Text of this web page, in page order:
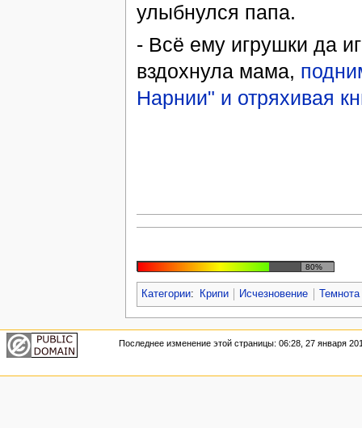
улыбнулся папа.
- Всё ему игрушки да
вздохнула мама,
Нарнии" и отряхивая
80%
Категории: Крипи Исчезновение Темнота
Последнее изменение этой страницы: 06:28, 27 января